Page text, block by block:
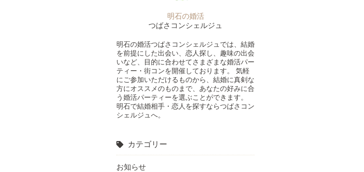
明石の婚活
つばさコンシェルジュ
明石の婚活つばさコンシェルジュでは、結婚
を前提にした出会い、恋人探し、趣味の出会
いなど、目的に合わせてさまざまな婚活パー
ティー・街コンを開催しております。 気軽
にご参加いただけるものから、結婚に真剣な
方にオススメのものまで、あなたの好みに合
う婚活パーティーを選ぶことができます。
明石で結婚相手・恋人を探すならつばさコン
シェルジュへ。
カテゴリー
お知らせ